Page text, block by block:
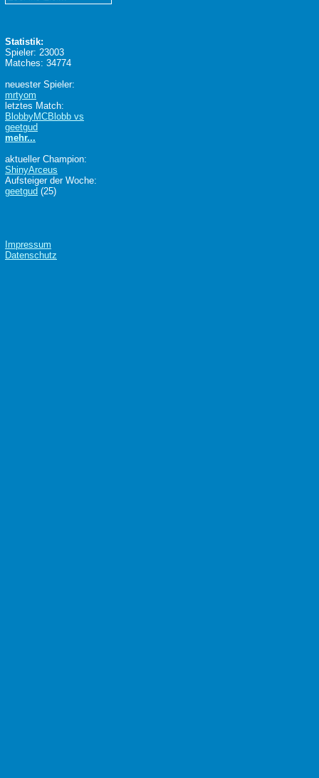
Statistik:
Spieler: 23003
Matches: 34774
neuester Spieler:
mrtyom
letztes Match:
BlobbyMCBlobb vs
geetgud
mehr...
aktueller Champion:
ShinyArceus
Aufsteiger der Woche:
geetgud (25)
Impressum
Datenschutz